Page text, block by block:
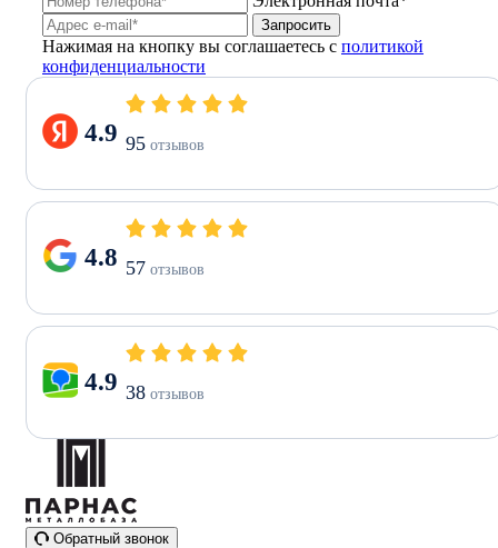
Запросить
Нажимая на кнопку вы соглашаетесь с политикой
конфиденциальности
4.9 95 отзывов
4.8 57 отзывов
4.9 38 отзывов
Обратный звонок